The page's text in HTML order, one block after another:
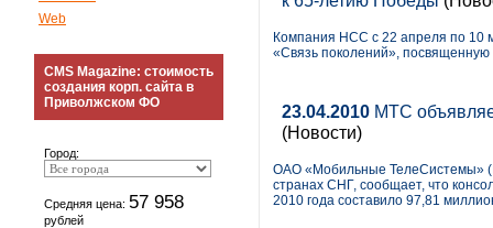
Web
CMS Magazine: стоимость
создания корп. сайта в
Приволжском ФО
Город:
Средняя цена: 57 958
рублей
Компания НСС с 22 апреля по 10
«Связь поколений»,
23.04.2010 МТС
(Новости)
ОАО «Мобильные ТелеСистемы»
странах СНГ, сообщает, что
2010 года составило 97,81